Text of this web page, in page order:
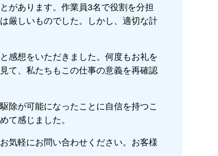
があります。作業員3名で役割を分担
厳しいものでした。しかし、適切な計
感想をいただきました。何度もお礼を
て、私たちもこの仕事の意義を再確認
除が可能になったことに自信を持つこ
て感じました。
気軽にお問い合わせください。お客様